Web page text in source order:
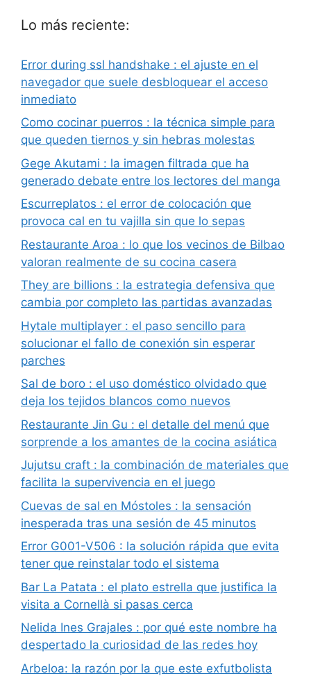
Lo más reciente:
Error during ssl handshake : el ajuste en el
navegador que suele desbloquear el acceso
inmediato
Como cocinar puerros : la técnica simple para
que queden tiernos y sin hebras molestas
Gege Akutami : la imagen filtrada que ha
generado debate entre los lectores del manga
Escurreplatos : el error de colocación que
provoca cal en tu vajilla sin que lo sepas
Restaurante Aroa : lo que los vecinos de Bilbao
valoran realmente de su cocina casera
They are billions : la estrategia defensiva que
cambia por completo las partidas avanzadas
Hytale multiplayer : el paso sencillo para
solucionar el fallo de conexión sin esperar
parches
Sal de boro : el uso doméstico olvidado que
deja los tejidos blancos como nuevos
Restaurante Jin Gu : el detalle del menú que
sorprende a los amantes de la cocina asiática
Jujutsu craft : la combinación de materiales que
facilita la supervivencia en el juego
Cuevas de sal en Móstoles : la sensación
inesperada tras una sesión de 45 minutos
Error G001-V506 : la solución rápida que evita
tener que reinstalar todo el sistema
Bar La Patata : el plato estrella que justifica la
visita a Cornellà si pasas cerca
Nelida Ines Grajales : por qué este nombre ha
despertado la curiosidad de las redes hoy
Arbeloa: la razón por la que este exfutbolista